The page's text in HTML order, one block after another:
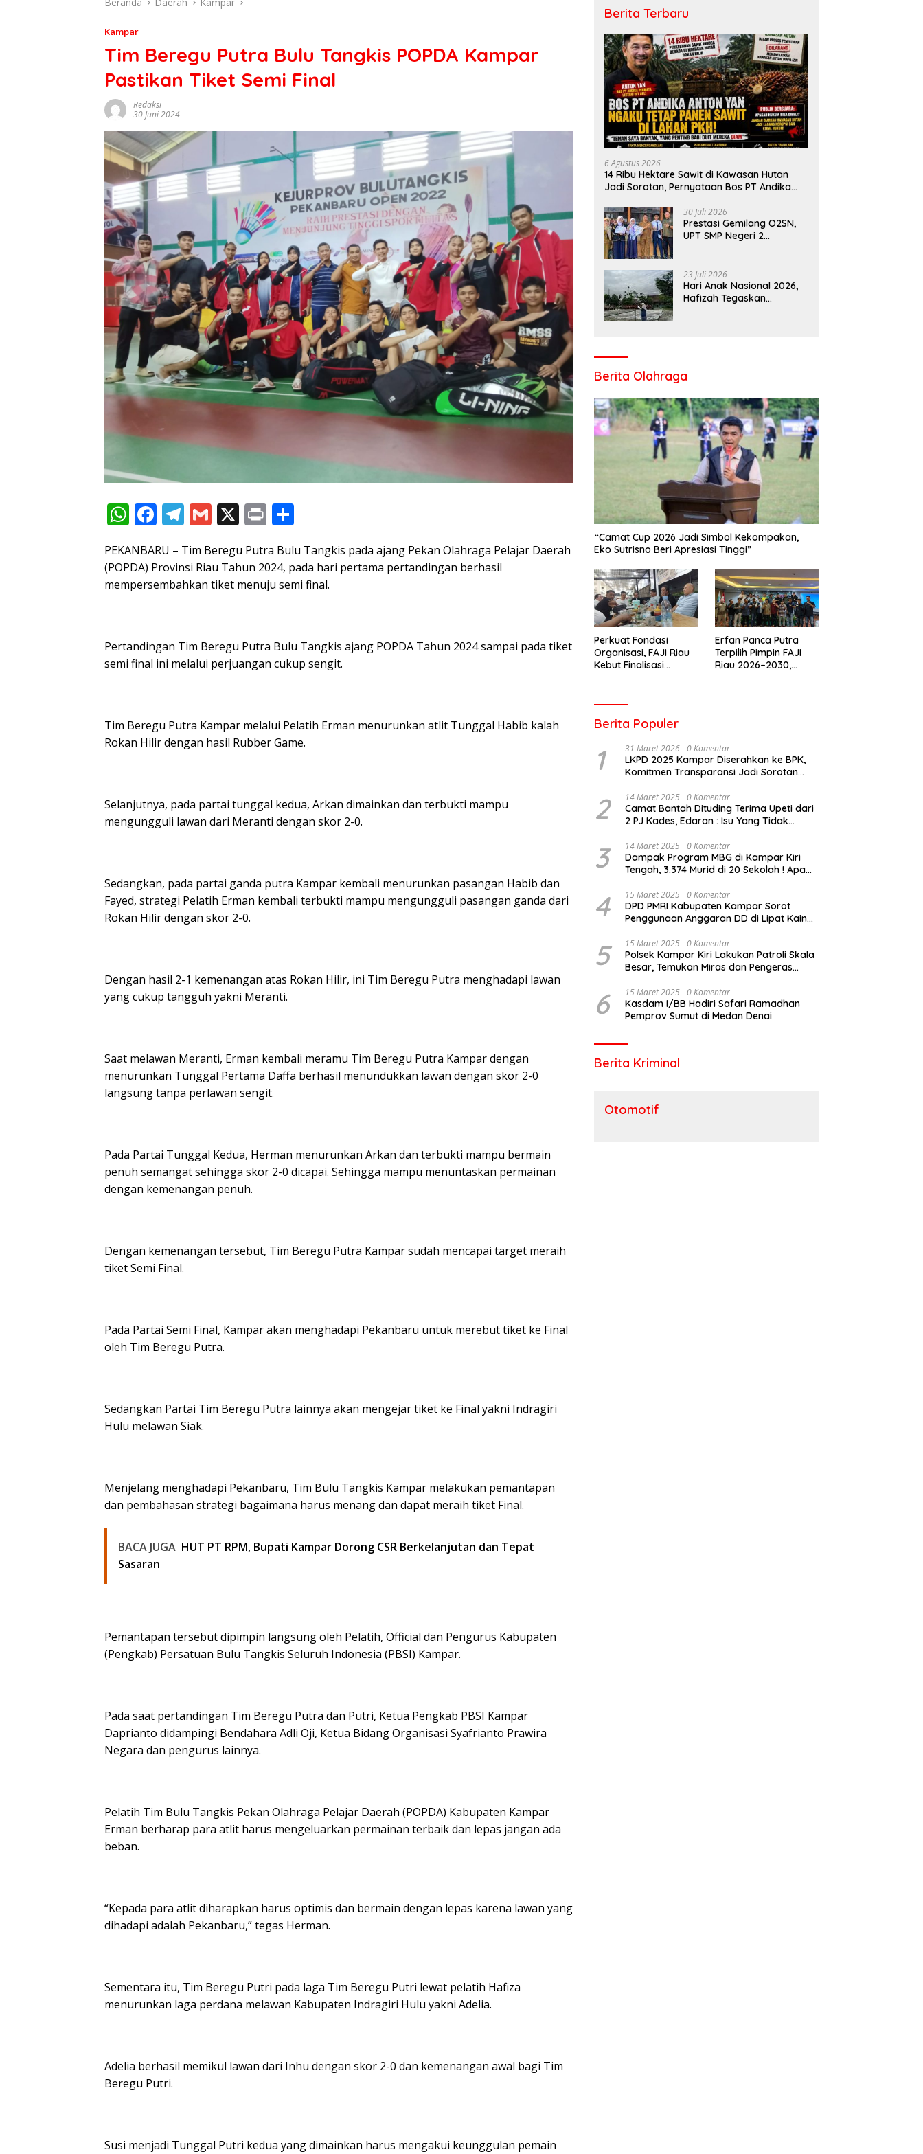
Kampar
Tim Beregu Putra Bulu Tangkis POPDA Kampar
Pastikan Tiket Semi Final
Redaksi
30 Juni 2024
W
h
at
s
A
p
F
ac
e
b
k
T
el
e
gr
G
m
ai
l
X Pr
in
t ar
e
PEKANBARU – Tim Beregu Putra Bulu Tangkis pada ajang Pekan Olahraga Pelajar Daerah
(POPDA) Provinsi Riau Tahun 2024, pada hari pertama pertandingan berhasil
mempersembahkan tiket menuju semi final.
Pertandingan Tim Beregu Putra Bulu Tangkis ajang POPDA Tahun 2024 sampai pada tiket
semi final ini melalui perjuangan cukup sengit.
Tim Beregu Putra Kampar melalui Pelatih Erman menurunkan atlit Tunggal Habib kalah
Rokan Hilir dengan hasil Rubber Game.
Selanjutnya, pada partai tunggal kedua, Arkan dimainkan dan terbukti mampu
mengungguli lawan dari Meranti dengan skor 2-0.
Sedangkan, pada partai ganda putra Kampar kembali menurunkan pasangan Habib dan
Fayed, strategi Pelatih Erman kembali terbukti mampu mengungguli pasangan ganda dari
Rokan Hilir dengan skor 2-0.
Dengan hasil 2-1 kemenangan atas Rokan Hilir, ini Tim Beregu Putra menghadapi lawan
yang cukup tangguh yakni Meranti.
Saat melawan Meranti, Erman kembali meramu Tim Beregu Putra Kampar dengan
menurunkan Tunggal Pertama Daffa berhasil menundukkan lawan dengan skor 2-0
langsung tanpa perlawan sengit.
Pada Partai Tunggal Kedua, Herman menurunkan Arkan dan terbukti mampu bermain
penuh semangat sehingga skor 2-0 dicapai. Sehingga mampu menuntaskan permainan
dengan kemenangan penuh.
Dengan kemenangan tersebut, Tim Beregu Putra Kampar sudah mencapai target meraih
tiket Semi Final.
Pada Partai Semi Final, Kampar akan menghadapi Pekanbaru untuk merebut tiket ke Final
oleh Tim Beregu Putra.
Sedangkan Partai Tim Beregu Putra lainnya akan mengejar tiket ke Final yakni Indragiri
Hulu melawan Siak.
Menjelang menghadapi Pekanbaru, Tim Bulu Tangkis Kampar melakukan pemantapan
dan pembahasan strategi bagaimana harus menang dan dapat meraih tiket Final.
BACA JUGA HUT PT RPM, Bupati Kampar Dorong CSR Berkelanjutan dan Tepat
Sasaran
Pemantapan tersebut dipimpin langsung oleh Pelatih, Official dan Pengurus Kabupaten
(Pengkab) Persatuan Bulu Tangkis Seluruh Indonesia (PBSI) Kampar.
Pada saat pertandingan Tim Beregu Putra dan Putri, Ketua Pengkab PBSI Kampar
Daprianto didampingi Bendahara Adli Oji, Ketua Bidang Organisasi Syafrianto Prawira
Negara dan pengurus lainnya.
Pelatih Tim Bulu Tangkis Pekan Olahraga Pelajar Daerah (POPDA) Kabupaten Kampar
Erman berharap para atlit harus mengeluarkan permainan terbaik dan lepas jangan ada
beban.
“Kepada para atlit diharapkan harus optimis dan bermain dengan lepas karena lawan yang
dihadapi adalah Pekanbaru,” tegas Herman.
Sementara itu, Tim Beregu Putri pada laga Tim Beregu Putri lewat pelatih Hafiza
menurunkan laga perdana melawan Kabupaten Indragiri Hulu yakni Adelia.
Adelia berhasil memikul lawan dari Inhu dengan skor 2-0 dan kemenangan awal bagi Tim
Beregu Putri.
Susi menjadi Tunggal Putri kedua yang dimainkan harus mengakui keunggulan pemain
Berita Terbaru
6 Agustus 2026
14 Ribu Hektare Sawit di Kawasan Hutan
Jadi Sorotan, Pernyataan Bos PT Andika
30 Juli 2026
Prestasi Gemilang O2SN,
UPT SMP Negeri 2
di Tingkat Provins
23 Juli 2026
Hari Anak Nasional 2026,
Hafizah Tegaskan
Berita Olahraga
“Camat Cup 2026 Jadi Simbol Kekompakan,
Eko Sutrisno Beri Apresiasi Tinggi”
Perkuat Fondasi
Organisasi, FAJI Riau
Kebut Finalisasi
Erfan Panca Putra
Terpilih Pimpin FAJI
Riau 2026–2030,
Berita Populer
1 31 Maret 2026 0 Komentar
LKPD 2025 Kampar Diserahkan ke BPK,
Komitmen Transparansi Jadi Sorotan
2 14 Maret 2025 0 Komentar
Camat Bantah Dituding Terima Upeti dari
2 PJ Kades, Edaran : Isu Yang Tidak
3 14 Maret 2025 0 Komentar
Dampak Program MBG di Kampar Kiri
Tengah, 3.374 Murid di 20 Sekolah ! Apa
4 15 Maret 2025 0 Komentar
DPD PMRI Kabupaten Kampar Sorot
Penggunaan Anggaran DD di Lipat Kain
5 15 Maret 2025 0 Komentar
Polsek Kampar Kiri Lakukan Patroli Skala
Besar, Temukan Miras dan Pengeras
6 15 Maret 2025 0 Komentar
Kasdam I/BB Hadiri Safari Ramadhan
Pemprov Sumut di Medan Denai
Berita Kriminal
Otomotif